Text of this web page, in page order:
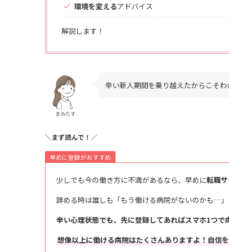
環境を変えるアドバイス
解説します！
まみたす
辛い新人期間を乗り越えたからこそ
＼まず読んで！／
早めに登録がおすすめ
少しでも今の働き方に不満があるなら、早めに転職
辞める時は誰しも「もう働ける病院がないのかも…
辛い心理状態でも、先に登録してあればスマホ1つで
想像以上に働ける病院はたくさんありますよ！自信